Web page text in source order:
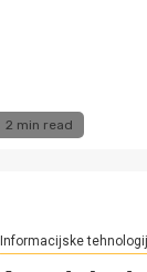
2 min read
Informacijske